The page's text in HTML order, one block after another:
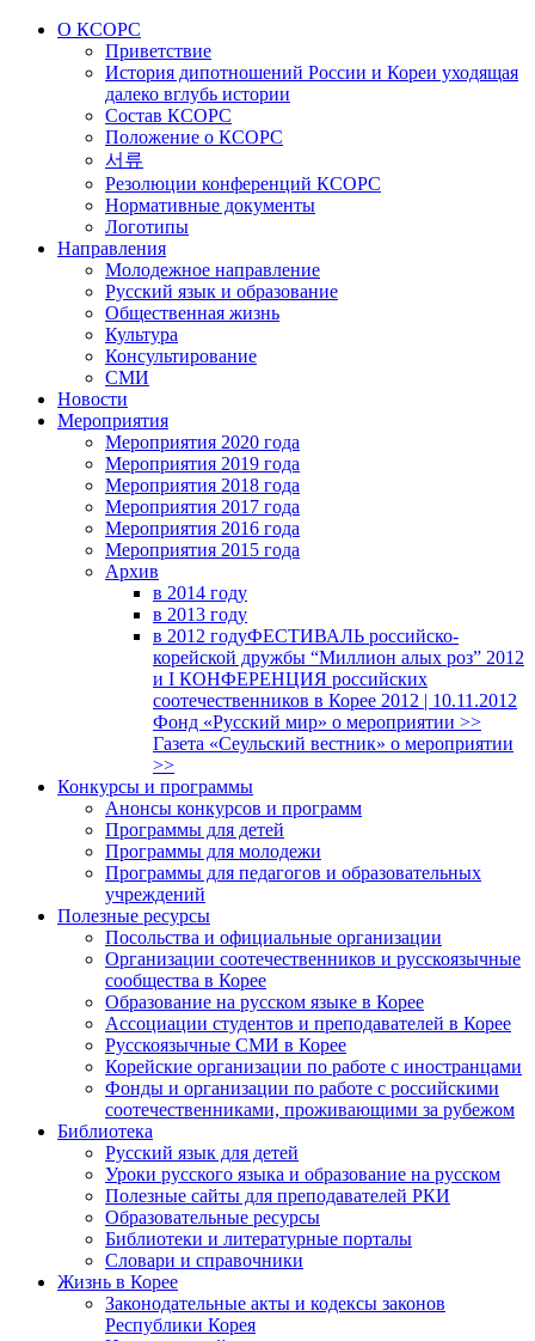
О КСОРС
Приветствие
История дипотношений России и Кореи уходящая
далеко вглубь истории
Состав КСОРС
Положение о КСОРС
서류
Резолюции конференций КСОРС
Нормативные документы
Логотипы
Направления
Молодежное направление
Русский язык и образование
Общественная жизнь
Культура
Консультирование
СМИ
Новости
Мероприятия
Мероприятия 2020 года
Мероприятия 2019 года
Мероприятия 2018 годa
Мероприятия 2017 года
Мероприятия 2016 года
Мероприятия 2015 года
Архив
в 2014 году
в 2013 году
в 2012 годуФЕСТИВАЛЬ российско-
корейской дружбы “Миллион алых роз” 2012
и I КОНФЕРЕНЦИЯ российских
соотечественников в Корее 2012 | 10.11.2012
Фонд «Русский мир» о мероприятии >>
Газета «Сеульский вестник» о мероприятии
>>
Конкурсы и программы
Анонсы конкурсов и программ
Программы для детей
Программы для молодежи
Программы для педагогов и образовательных
учреждений
Полезные ресурсы
Посольства и официальные организации
Организации соотечественников и русскоязычные
сообщества в Корее
Образование на русском языке в Корее
Ассоциации студентов и преподавателей в Корее
Русскоязычные СМИ в Корее
Корейские организации по работе с иностранцами
Фонды и организации по работе с российскими
соотечественниками, проживающими за рубежом
Библиотека
Русский язык для детей
Уроки русского языка и образование на русском
Полезные сайты для преподавателей РКИ
Образовательные ресурсы
Библиотеки и литературные порталы
Словари и справочники
Жизнь в Корее
Законодательные акты и кодексы законов
Республики Корея